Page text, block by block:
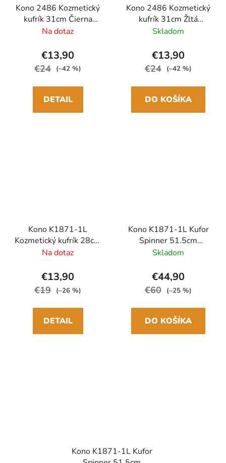
Kono 2486 Kozmetický
kufrík 31cm Čierna
ABS/Polykarbonát
Na dotaz
€13,90
€24 (–42 %)
DETAIL
Kono 2486 Kozmetický
kufrík 31cm Žltá
ABS/Polykarbonát
Skladom
€13,90
€24 (–42 %)
DO KOŠÍKA
Kono K1871-1L
Kozmetický kufrík 28cm
Krémová ABS
Na dotaz
€13,90
€19 (–26 %)
DETAIL
Kono K1871-1L Kufor
Spinner 51.5cm
Krémová ABS
Skladom
€44,90
€60 (–25 %)
DO KOŠÍKA
Kono K1871-1L Kufor